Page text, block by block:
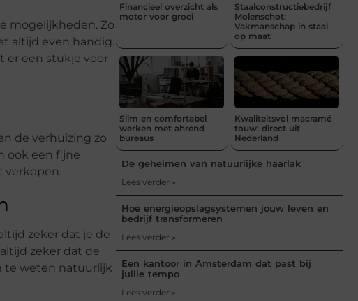
mogelijkheden. Zo
altijd even handig.
er een stukje voor
de verhuizing zo
ook een fijne
verkopen.
zeker dat je de
zeker dat de
te weten natuurlijk
Financieel overzicht als
motor voor groei
Staalconstructiebedrijf
Molenschot:
Vakmanschap in staal
op maat
Slim en comfortabel
werken met ahrend
bureaus
Kwaliteitsvol macramé
touw: direct uit
Nederland
De geheimen van natuurlijke haarlak
Lees verder »
Hoe energieopslagsystemen jouw leven en
bedrijf transformeren
Lees verder »
Een kantoor in Amsterdam dat past bij
jullie tempo
Lees verder »